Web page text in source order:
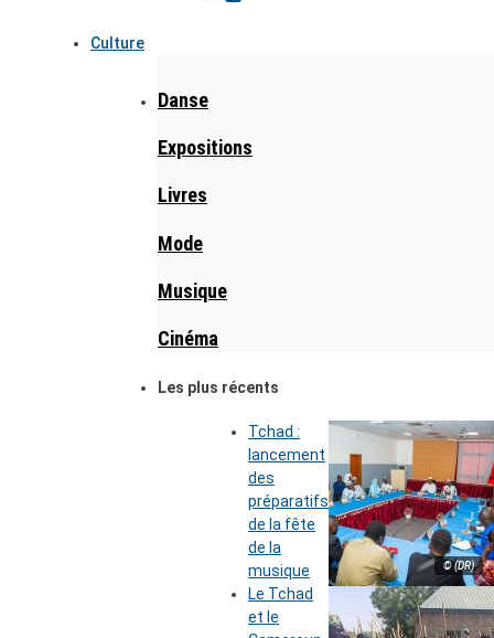
Culture
Danse
Expositions
Livres
Mode
Musique
Cinéma
Les plus récents
© (DR)
Tchad :
lancement
des
préparatifs
de la fête
de la
musique
Le Tchad
et le